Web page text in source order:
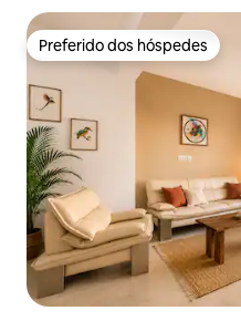
Preferido dos hóspedes
Preferido dos hóspedes